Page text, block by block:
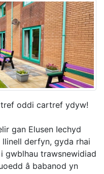
oddi cartref ydyw!
gan Elusen Iechyd
derfyn, gyda rhai
gwblhau trawsnewidiad
â babanod yn